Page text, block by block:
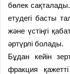
бөлек
етудегі басты
және үстіңгі
әртүрлі болады.
Бұдан кейін
фракция